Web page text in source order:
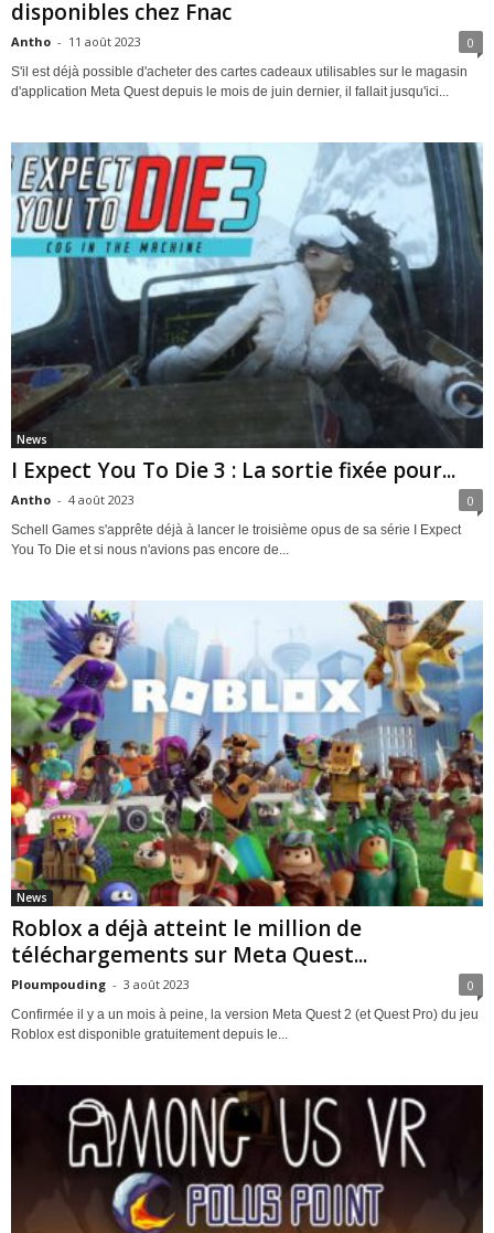
disponibles chez Fnac
Antho - 11 août 2023 0
S'il est déjà possible d'acheter des cartes cadeaux utilisables sur le magasin
d'application Meta Quest depuis le mois de juin dernier, il fallait jusqu'ici...
News
I Expect You To Die 3 : La sortie fixée pour...
Antho - 4 août 2023 0
Schell Games s'apprête déjà à lancer le troisième opus de sa série I Expect
You To Die et si nous n'avions pas encore de...
News
Roblox a déjà atteint le million de
téléchargements sur Meta Quest...
Ploumpouding - 3 août 2023 0
Confirmée il y a un mois à peine, la version Meta Quest 2 (et Quest Pro) du jeu
Roblox est disponible gratuitement depuis le...